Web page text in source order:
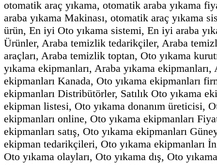
otomatik araç yıkama, otomatik araba yıkama
araba yıkama Makinası, otomatik araç yıkama
ürün, En iyi Oto yıkama sistemi, En iyi araba
Ürünler, Araba temizlik tedarikçiler, Araba
araçları, Araba temizlik toptan, Oto yıkama
yıkama ekipmanları, Araba yıkama
ekipmanları Kanada, Oto yıkama ekipmanları
ekipmanları Distribütörler, Satılık Oto yıkama
ekipman listesi, Oto yıkama donanım üreticisi,
ekipmanları online, Oto yıkama ekipmanları
ekipmanları satış, Oto yıkama ekipmanları
ekipman tedarikçileri, Oto yıkama ekipmanları
Oto yıkama olayları, Oto yıkama dış, Oto